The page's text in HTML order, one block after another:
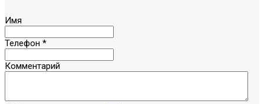
Имя
Телефон *
Комментарий